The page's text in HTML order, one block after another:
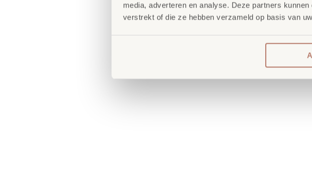
media, adverteren en analyse. Deze partners
verstrekt of die ze hebben verzameld op basis van